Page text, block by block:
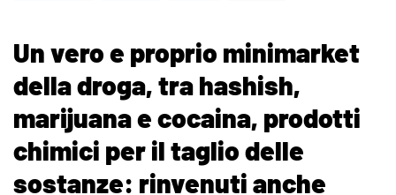
Un vero e proprio minimarket
della droga, tra hashish,
marijuana e cocaina, prodotti
chimici per il taglio delle
sostanze: rinvenuti anche